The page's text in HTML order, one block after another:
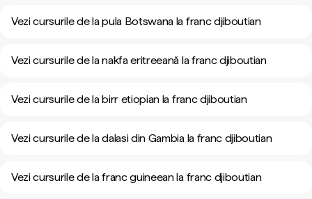
Vezi cursurile de la pula Botswana la franc djiboutian
Vezi cursurile de la nakfa eritreeană la franc djiboutian
Vezi cursurile de la birr etiopian la franc djiboutian
Vezi cursurile de la dalasi din Gambia la franc djiboutian
Vezi cursurile de la franc guineean la franc djiboutian